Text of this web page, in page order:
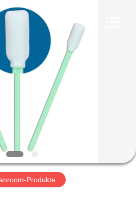
Produkte